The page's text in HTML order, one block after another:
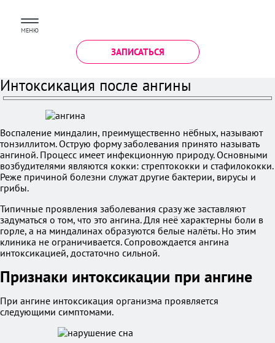
МЕНЮ
ЗАПИСАТЬСЯ
Интоксикация после ангины
Воспаление миндалин, преимущественно нёбных, называют
тонзиллитом. Острую форму заболевания принято называть
ангиной. Процесс имеет инфекционную природу. Основными
возбудителями являются кокки: стрептококки и стафилококки.
Реже причиной болезни служат другие бактерии, вирусы и
грибы.
Типичные проявления заболевания сразу же заставляют
задуматься о том, что это ангина. Для неё характерны боли в
горле, а на миндалинах образуются белые налёты. Но этим
клиника не ограничивается. Сопровождается ангина
интоксикацией, достаточно сильной.
Признаки интоксикации при ангине
При ангине интоксикация организма проявляется
следующими симптомами.